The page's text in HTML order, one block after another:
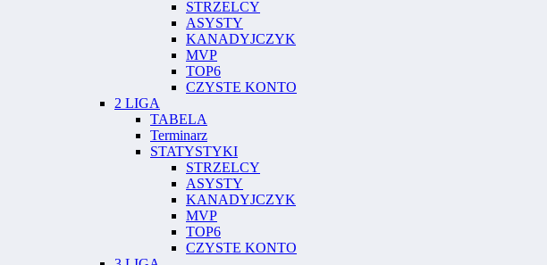
STRZELCY
ASYSTY
KANADYJCZYK
MVP
TOP6
CZYSTE KONTO
2 LIGA
TABELA
Terminarz
STATYSTYKI
STRZELCY
ASYSTY
KANADYJCZYK
MVP
TOP6
CZYSTE KONTO